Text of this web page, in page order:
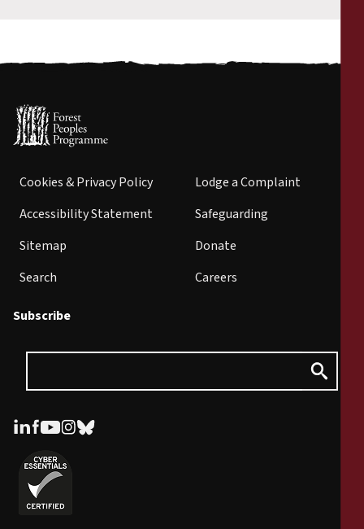
Cookies & Privacy Policy
Accessibility Statement
Sitemap
Search
Lodge a Complaint
Safeguarding
Donate
Careers
Subscribe